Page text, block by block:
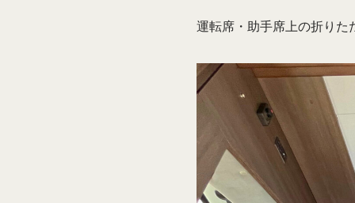
運転席・助手席上の折り